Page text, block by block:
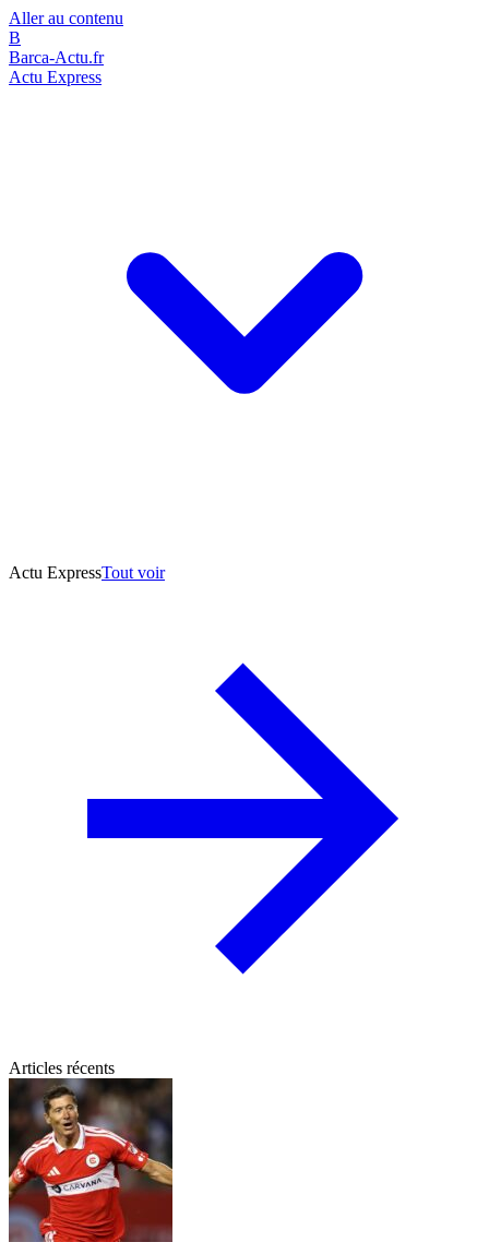
Aller au contenu
B
Barca-Actu.fr
Actu Express
Actu ExpressTout voir
Articles récents